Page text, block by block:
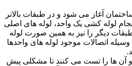
آغاز می شود و در طبقات بالاتر
لوله کشی یک واحد، لوله های اصلی
دیگر را نیز به همین صورت لوله
اتصالات موجود لوله های واحدها
و آن ها را تست می کنند تا مشکلی پیش